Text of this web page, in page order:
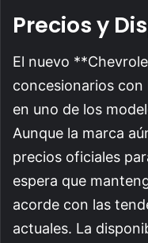
Precios y
El nuevo
concesionarios
en uno de los
Aunque la marca
precios oficiales
espera que
acorde con las
actuales. La